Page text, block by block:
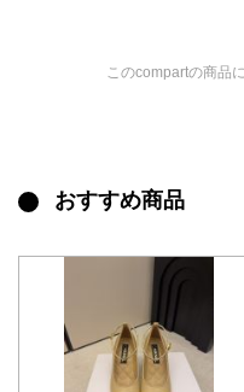
このcompartの商品
おすすめ商品